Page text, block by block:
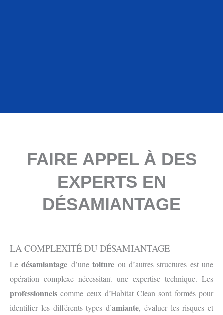
FAIRE APPEL À DES
EXPERTS EN
DÉSAMIANTAGE
LA COMPLEXITÉ DU DÉSAMIANTAGE
Ledésamiantage d’unetoiture ou d’autres structures est une
opération complexe nécessitant une expertise technique. Les
professionnels comme ceux d’Habitat Clean sont formés pour
identifier les différents types d’amiante, évaluer les risques et